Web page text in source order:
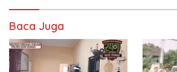
Baca Juga